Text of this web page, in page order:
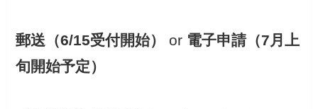
郵送（6/15受付開始） or 電子申請（7月上
旬開始予定）